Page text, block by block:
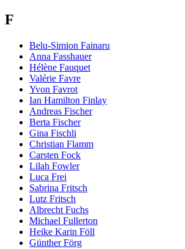
F
Belu-Simion Fainaru
Anna Fasshauer
Hélène Fauquet
Valérie Favre
Yvon Favrot
Ian Hamilton Finlay
Andreas Fischer
Berta Fischer
Gina Fischli
Christian Flamm
Carsten Fock
Lilah Fowler
Luca Frei
Sabrina Fritsch
Lutz Fritsch
Albrecht Fuchs
Michael Fullerton
Heike Karin Föll
Günther Förg